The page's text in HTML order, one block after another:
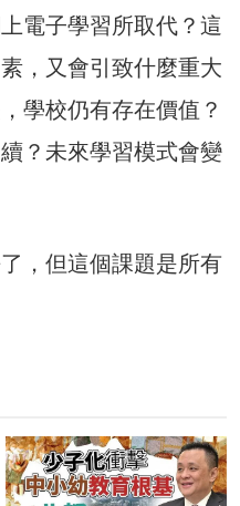
電子學習所取代？這
，又會引致什麼重大
學校仍有存在價值？
？未來學習模式會變
，但這個課題是所有